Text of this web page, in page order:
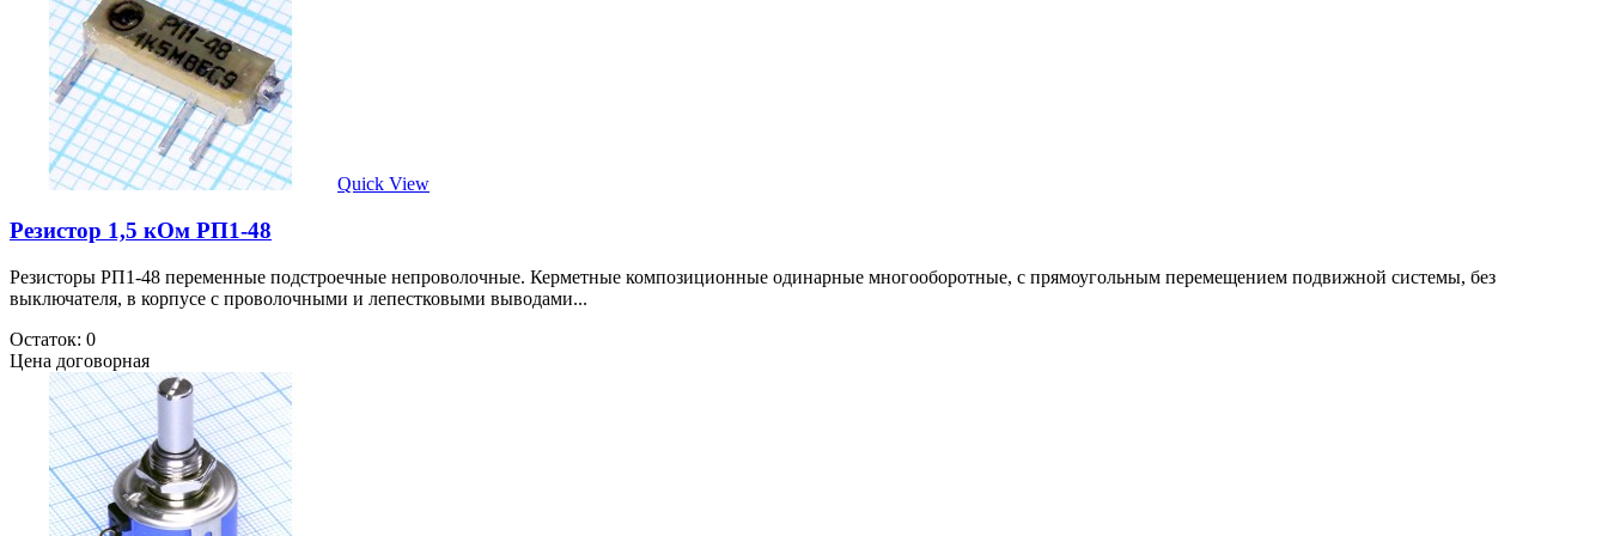
Quick View
Резистор 1,5 кОм РП1-48
Резисторы РП1-48 переменные подстроечные непроволочные. Керметные композиционные одинарные многооборотные, с прямоугольным перемещением подвижной системы, без
выключателя, в корпусе с проволочными и лепестковыми выводами...
Остаток: 0
Цена договорная